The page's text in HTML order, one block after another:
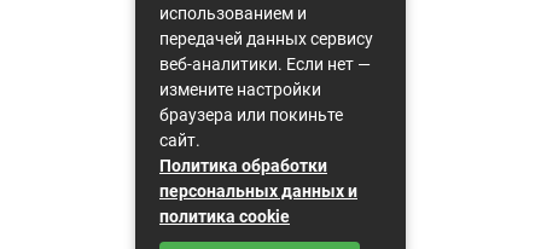
использованием и
передачей данных сервису
веб-аналитики. Если нет —
измените настройки
браузера или покиньте
сайт.
Политика обработки
персональных данных и
политика cookie